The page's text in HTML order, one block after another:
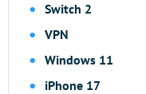
Switch 2
VPN
Windows 11
iPhone 17